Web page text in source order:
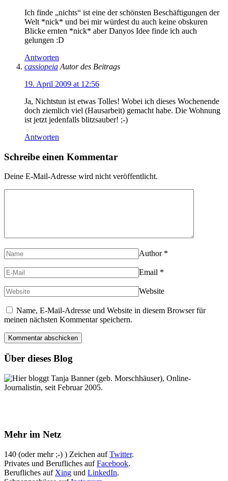
Ich finde „nichts“ ist eine der schönsten Beschäftigungen der
Welt *nick* und bei mir würdest du auch keine obskuren
Blicke ernten *nick* aber Danyos Idee finde ich auch
gelungen :D
Antworten
cassiopeia Autor des Beitrags
19. April 2009 at 12:56
Ja, Nichtstun ist etwas Tolles! Wobei ich dieses Wochenende
doch ziemlich viel (Hausarbeit) gemacht habe. Die Wohnung
ist jetzt jedenfalls blitzsauber! ;-)
Antworten
Schreibe einen Kommentar
Deine E-Mail-Adresse wird nicht veröffentlicht.
Author *
Email *
Website
Name, E-Mail-Adresse und Website in diesem Browser für
meinen nächsten Kommentar speichern.
Über dieses Blog
Hier bloggt Tanja Banner (geb. Morschhäuser), Online-
Journalistin, seit Februar 2005.
Mehr im Netz
140 (oder mehr ;-) ) Zeichen aufTwitter.
Privates und Berufliches aufFacebook.
Berufliches auf Xing und LinkedIn.